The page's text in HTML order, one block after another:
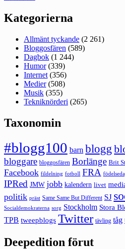
Kategorierna
Allmänt tyckande (2 261)
Bloggosfären (589)
Dagbok (1 244)
Humor(339)
Internet (356)
Medier(508)
Musik (355)
Tekniknörderi (265)
Taxonomin
#blogg100 barn blogg
bloggare bloggosfären Borlänge Brit
Facebook fildelning fotboll FRA
IPRed JMW jobb kalendern livet
politik präst Same Same But Different SJ
Socialdemokraterna sorg Stockholm Stora
TPB tweepblogs Twitter tävling tåg
Deepedition förut